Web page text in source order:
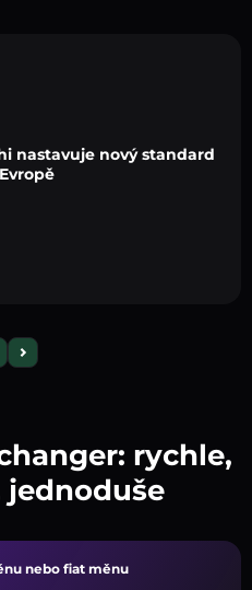
nastavuje nový standard
rychle,
jednoduše
nebo fiat měnu